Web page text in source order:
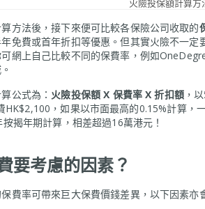
火險投保額計算方
方法後，接下來便可比較各保險公司收取的
免費或首年折扣等優惠。但其實火險不一
網上自己比較不同的保費率，例如
公式為： 火險投保額 X 保費率 X 折扣額，
HK$2,100，如果以市面最高的0.15%計算，
揭年期計算，相差超過16萬港元！
要考慮的因素？
費率可帶來巨大保費價錢差異，以下因素亦